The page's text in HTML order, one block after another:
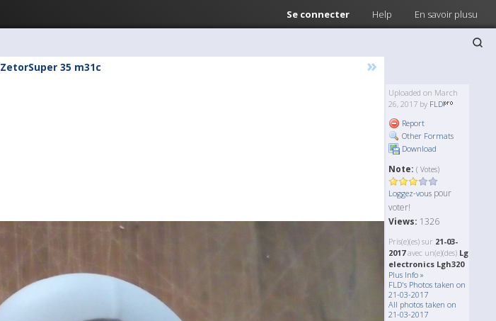
Se connecter Help En savoir plusu
ZetorSuper 35 m31c »
Uploaded on March
26, 2017 by FLD
Report
Other Formats
Download
Note: ( Votes)
Loggez-vous pour
voter!
Views: 1326
Pris(e)(es) sur 21-03-
2017avec un(e)(des) Lg
electronics Lgh320
Plus Info »
FLD's Photos taken on
21-03-2017
All photos taken on
21-03-2017